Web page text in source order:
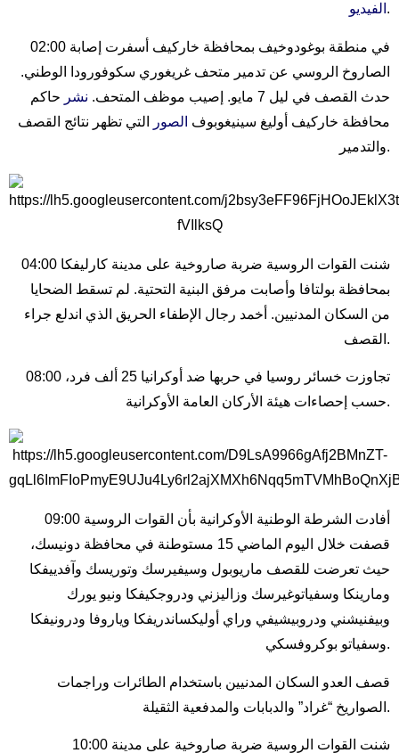
الفيديو .
02:00 في منطقة بوغودوخيف بمحافظة خاركيف أسفرت إصابة
الصاروخ الروسي عن تدمير متحف غريغوري سكوفورودا الوطني.
حدث القصف في ليل 7 مايو. إصيب موظف المتحف.
نشر حاكم
محافظة خاركيف أوليغ سينيغوبوف الصور
التي تظهر نتائج القصف
والتدمير.
04:00 شنت القوات الروسية ضربة صاروخية على مدينة كارليفكا
بمحافظة بولتافا وأصابت مرفق البنية التحتية. لم تسقط الضحايا
من السكان المدنيين. أخمد رجال الإطفاء الحريق الذي اندلع جراء
القصف.
08:00 تجاوزت خسائر روسيا في حربها ضد أوكرانيا 25 ألف فرد،
حسب إحصاءات هيئة الأركان العامة الأوكرانية.
09:00 أفادت الشرطة الوطنية الأوكرانية بأن القوات الروسية
قصفت خلال اليوم الماضي 15 مستوطنة في محافظة دونيسك،
حيث تعرضت للقصف ماريوبول وسيفيرسك وتوريسك وآفدييفكا
ومارينكا وسفياتوغيرسك وزاليزني ودروجكيفكا ونيو يورك
وبيفنيشني ودروبيشيفي وراي أوليكساندريفكا وياروفا ودرونيفكا
وسفياتو بوكروفسكي.
قصف العدو السكان المدنيين باستخدام الطائرات وراجمات
الصواريخ “غراد” والدبابات والمدفعية الثقيلة.
10:00 شنت القوات الروسية ضربة صاروخية على مدينة